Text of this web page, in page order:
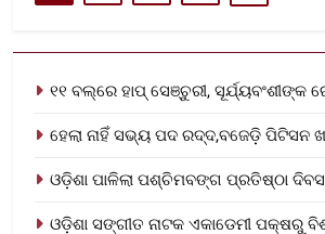
୧୧ ବଲ୍‌ରେ ହାପ୍ ସେଞ୍ଚୁରୀ, ସୂର୍ଯ୍ୟବଂଶୀଙ୍କ
ହେଲା ନାହିଁ ସଭ୍ୟ ପଦ ରଦ୍ଦ,ବଜେଡ଼ି ପିଟିସନ
ଓଡ଼ିଶା ପାଳିଲା ପଶ୍ଚିମବଙ୍ଗ ପ୍ରତିଷ୍ଠା ଦିବସ
ଓଡ଼ିଶା ସଙ୍ଗୀତ ନାଟକ ଏକାଡେମୀ ପକ୍ଷରୁ